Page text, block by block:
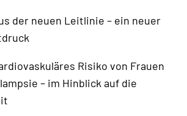
der neuen Leitlinie – ein neuer
Risiko von Frauen
– im Hinblick auf die